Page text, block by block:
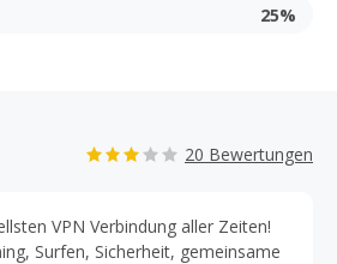
25%
20 Bewertungen
VPN Verbindung aller Zeiten!
Surfen, Sicherheit, gemeinsame